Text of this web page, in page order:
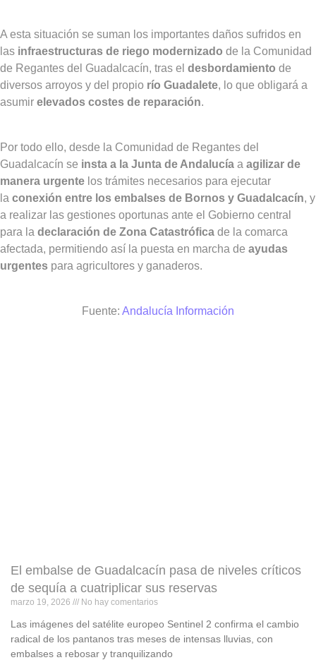
A esta situación se suman los importantes daños sufridos en
las infraestructuras de riego modernizado de la Comunidad
de Regantes del Guadalcacín, tras el desbordamiento de
diversos arroyos y del propio río Guadalete, lo que obligará a
asumir elevados costes de reparación.
Por todo ello, desde la Comunidad de Regantes del
Guadalcacín se insta a la Junta de Andalucía a agilizar de
manera urgente los trámites necesarios para ejecutar
la conexión entre los embalses de Bornos y Guadalcacín, y
a realizar las gestiones oportunas ante el Gobierno central
para la declaración de Zona Catastrófica de la comarca
afectada, permitiendo así la puesta en marcha de ayudas
urgentes para agricultores y ganaderos.
Fuente: Andalucía Información
El embalse de Guadalcacín pasa de niveles críticos
de sequía a cuatriplicar sus reservas
marzo 19, 2026 No hay comentarios
Las imágenes del satélite europeo Sentinel 2 confirma el cambio
radical de los pantanos tras meses de intensas lluvias, con
embalses a rebosar y tranquilizando